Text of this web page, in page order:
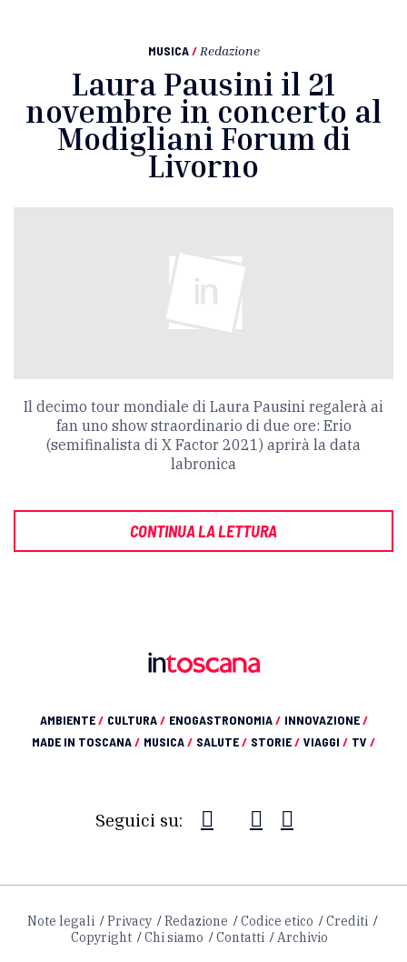
MUSICA / Redazione
Laura Pausini il 21
novembre in concerto al
Modigliani Forum di
Livorno
Il decimo tour mondiale di Laura Pausini regalerà ai
fan uno show straordinario di due ore: Erio
(semifinalista di X Factor 2021) aprirà la data
labronica
CONTINUA LA LETTURA
AMBIENTE/ CULTURA/ ENOGASTRONOMIA/ INNOVAZIONE/
MADE IN TOSCANA/ MUSICA/ SALUTE/ STORIE/ VIAGGI / TV /
Seguici su:
Note legali Privacy Redazione Codice etico
Crediti
Copyright
Chi siamo Contatti Archivio